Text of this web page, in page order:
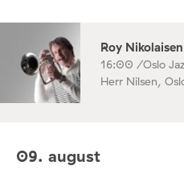
Roy
16:00 /Oslo
Herr Nilsen,
09. august